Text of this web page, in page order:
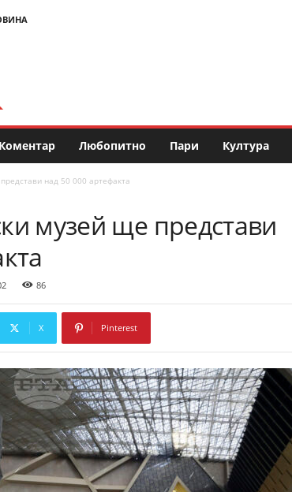
Коментар Любопитно Пари Култура
над 50 000 артефакта
музей ще представи
86
X Pinterest